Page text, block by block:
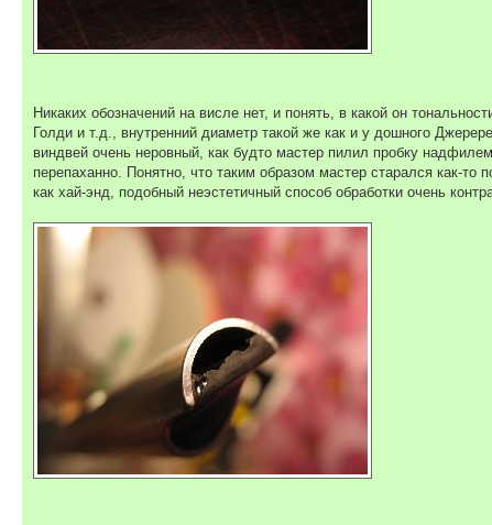
Никаких обозначений на висле нет, и понять, в какой он
Голди и т.д., внутренний диаметр такой же как и у дошного
виндвей очень неровный, как будто мастер пилил пробку
перепаханно. Понятно, что таким образом мастер старался как-
как хай-энд, подобный неэстетичный способ обработки очень